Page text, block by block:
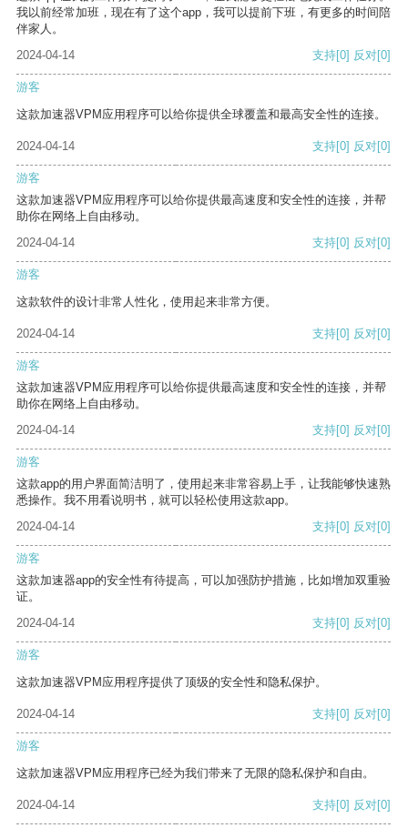
我以前经常加班，现在有了这个app，我可以提前下班，有更多的时间陪
伴家人。
2024-04-14
支持[0] 反对[0]
游客
这款加速器VPM应用程序可以给你提供全球覆盖和最高安全性的连接。
2024-04-14 支持[0] 反对[0]
游客
这款加速器VPM应用程序可以给你提供最高速度和安全性的连接，并帮
助你在网络上自由移动。
2024-04-14
支持[0] 反对[0]
游客
这款软件的设计非常人性化，使用起来非常方便。
2024-04-14 支持[0] 反对[0]
游客
这款加速器VPM应用程序可以给你提供最高速度和安全性的连接，并帮
助你在网络上自由移动。
2024-04-14
支持[0] 反对[0]
游客
这款app的用户界面简洁明了，使用起来非常容易上手，让我能够快速熟
悉操作。我不用看说明书，就可以轻松使用这款app。
2024-04-14
支持[0] 反对[0]
游客
这款加速器app的安全性有待提高，可以加强防护措施，比如增加双重验
证。
2024-04-14
支持[0] 反对[0]
游客
这款加速器VPM应用程序提供了顶级的安全性和隐私保护。
2024-04-14 支持[0] 反对[0]
游客
这款加速器VPM应用程序已经为我们带来了无限的隐私保护和自由。
2024-04-14 支持[0] 反对[0]